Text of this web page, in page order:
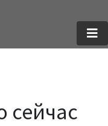
сейчас